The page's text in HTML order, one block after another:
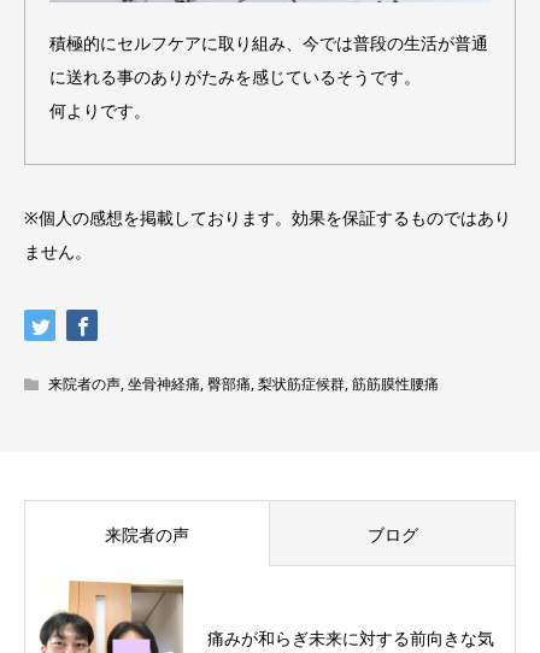
積極的にセルフケアに取り組み、今では普段の生活が普通
に送れる事のありがたみを感じているそうです。
何よりです。
※個人の感想を掲載しております。効果を保証するものではあり
ません。
来院者の声,坐骨神経痛,臀部痛,梨状筋症候群,筋筋膜性腰痛
来院者の声 ブログ
痛みが和らぎ未来に対する前向きな気